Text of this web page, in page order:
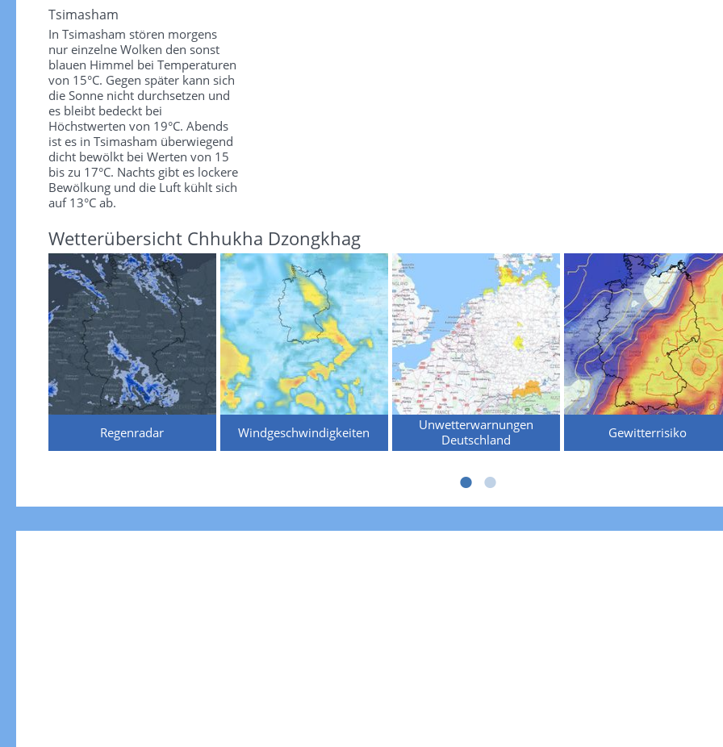
Tsimasham
In Tsimasham stören morgens
nur einzelne Wolken den sonst
blauen Himmel bei Temperaturen
von 15°C. Gegen später kann sich
die Sonne nicht durchsetzen und
es bleibt bedeckt bei
Höchstwerten von 19°C. Abends
ist es in Tsimasham überwiegend
dicht bewölkt bei Werten von 15
bis zu 17°C. Nachts gibt es lockere
Bewölkung und die Luft kühlt sich
auf 13°C ab.
Wetterübersicht Chhukha Dzongkhag
Regenradar Windgeschwindigkeiten
Unwetterwarnungen
Deutschland
Gewitterrisiko